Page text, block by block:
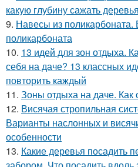
какую глубину сажать
9. Навесы из поликарбоната.
поликарбоната
10. 13 идей для зон отдыха.
себя на даче? 13 классных
повторить каждый
11. Зоны отдыха на даче. Как
12. Висячая стропильная
Варианты наслонных и
особенности
13. Какие деревья посадить